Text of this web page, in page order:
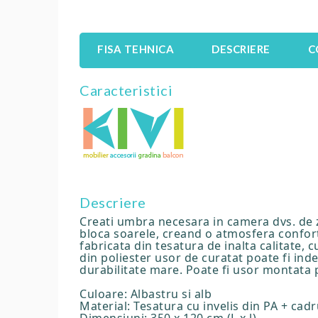
FISA TEHNICA DESCRIERE
Caracteristici
Descriere
Creati umbra necesara in camera dvs.
bloca soarele, creand o atmosfera
fabricata din tesatura de inalta calitate,
din poliester usor de curatat poate fi
durabilitate mare. Poate fi usor montata
Culoare: Albastru si alb
Material: Tesatura cu invelis din PA +